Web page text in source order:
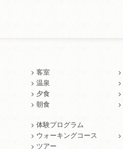
客室
温泉
夕食
朝食
体験プログラム
ウォーキングコース
ツアー